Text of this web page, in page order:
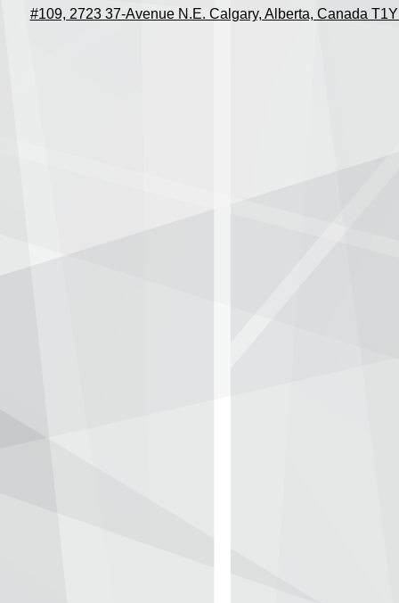
#109, 2723 37-Avenue N.E. Calgary, Alberta, Canada